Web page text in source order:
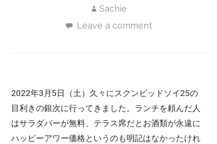
Sachie
Leave a comment
2022年3月5日（土）久々にスクンビッドソイ25の
目利きの銀次に行ってきました。ランチを頼んだ人
はサラダバーが無料、テラス席だとお酒類が永遠に
ハッピーアワー価格というのも明記はなかったけれ